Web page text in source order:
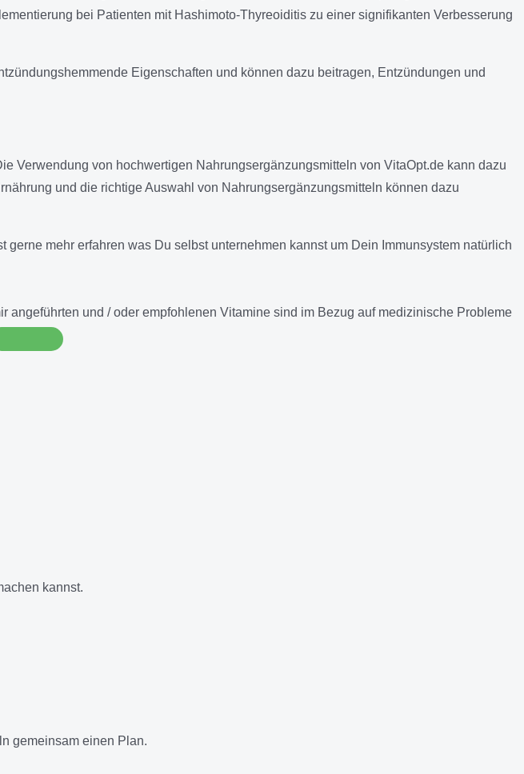
bei Patienten mit Hashimoto-Thyreoiditis zu einer signifikanten Verbesserung
Eigenschaften und können dazu beitragen, Entzündungen und
Verwendung von hochwertigen Nahrungsergänzungsmitteln von VitaOpt.de kann dazu
und die richtige Auswahl von Nahrungsergänzungsmitteln können dazu
mehr erfahren was Du selbst unternehmen kannst um Dein Immunsystem natürlich
angeführten und / oder empfohlenen Vitamine sind im Bezug auf medizinische Probleme
kannst.
gemeinsam einen Plan.